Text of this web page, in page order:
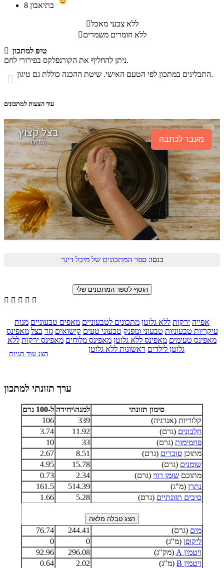
8
ללא צבעי מאכל
ללא חומרים משמרים
 טיפ למתכון
ניתן להחליף את הקורנפלקס בפירורי לחם.
 התבלינים במתכון לפי הטעם האישי. שיטת ההכנה כוללת גם טיגון.
עוד הצעות למתכונים
מעבר לכתבה
כנסו:ספר המתכונים של מיכל דינר
    
אפייה ירקות ללא גלוטן מתכונים לטבעוניים מאפים טבעוניים מנות
עיקריות טבעוניות טבעוני ומפנק טבעוני טעים קישואים גזר בצל מאפינס
מאפינס טעימים מאפינס ללא גלוטן מאפינס מלוחים מאפינס ירקות ללא
גלוטן לילדים ראשונות ללא גלוטן
הצג עוד תגיות
ערך תזונתי למתכון
סימון תזונתי למנה\יחידה ל-100 גרם
קלוריות (אנרגיה)
339
106
חלבונים (גרם) 11.92
3.74
פחמימות (גרם) 33
10
מתוכן סוכרים (גרם) 8.51
2.67
שומנים (גרם) 15.78
4.95
מתוכם שומן רווי (גרם) 2.34
0.73
נתרן (מ"ג) 514.39
161.5
סיבים תזונתיים (גרם) 5.28
1.66
מים (גרם) 244.41
76.74
ליקופן (מ"ג) 0
0
ויטמין A
(מק"ג) 296.08
92.96
ויטמין B
(מ"ג) 2.02
0.64